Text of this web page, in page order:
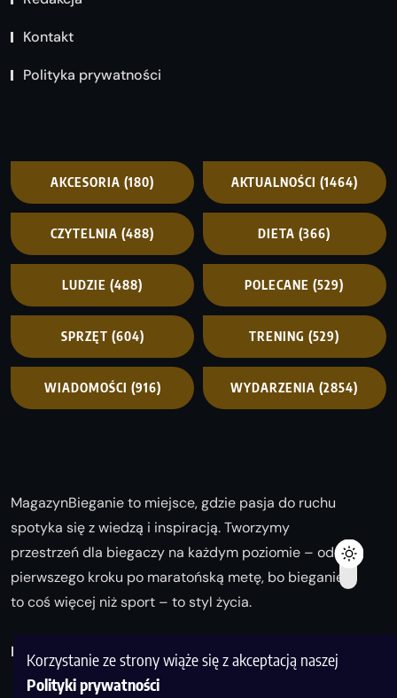
Korzystanie ze strony wiąże się z akceptacją naszej
Polityki prywatności
Kontakt
Polityka prywatności
AKCESORIA (180) AKTUALNOŚCI (1464)
CZYTELNIA (488) DIETA (366)
LUDZIE (488) POLECANE (529)
SPRZĘT (604) TRENING (529)
WIADOMOŚCI (916) WYDARZENIA (2854)
MagazynBieganie to miejsce, gdzie pasja do ruchu
spotyka się z wiedzą i inspiracją. Tworzymy
przestrzeń dla biegaczy na każdym poziomie – od
pierwszego kroku po maratońską metę, bo bieganie
to coś więcej niż sport – to styl życia.
Biegaj z nami i odkrywaj swoją najlepszą wersję!